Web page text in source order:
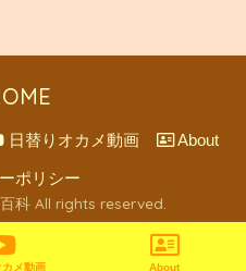
日替りオカメ動画 About
ポリシー
科 All rights reserved.
カメ動画 About